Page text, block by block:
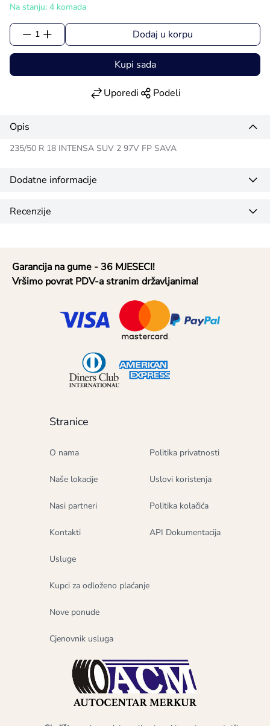
Na stanju: 4 komada
1 Dodaj u korpu
Kupi sada
Uporedi Podeli
Opis
235/50 R 18 INTENSA SUV 2 97V FP SAVA
Dodatne informacije
Recenzije
Stranice
O nama
Naše lokacije
Nasi partneri
Kontakti
Usluge
Kupci za odloženo plaćanje
Nove ponude
Cjenovnik usluga
Politika privatnosti
Uslovi koristenja
Politika kolačića
API Dokumentacija
Garancija na gume - 36 MJESECI!
Vršimo povrat PDV-a stranim državljanima!